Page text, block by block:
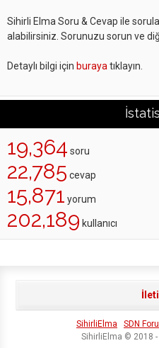
Sihirli Elma Soru & Cevap ile
alabilirsiniz. Sorunuzu sorun ve
Detaylı bilgi için buraya tıklayın.
19,364 soru
22,785 cevap
15,871 yorum
202,189 kullanıcı
SihirliElma SDN
SihirliElma © 2018 -